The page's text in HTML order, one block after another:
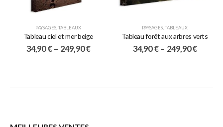
PAYSAGES TABLEAUX
Tableau ciel et mer beige
34,90€ – 249,90€
PAYSAGES TABLEAUX
Tableau forêt aux arbres verts
34,90€ – 249,90€